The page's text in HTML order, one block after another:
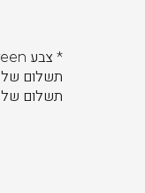
תשלום של 5,000 ש"ח (כולל מע"מ).